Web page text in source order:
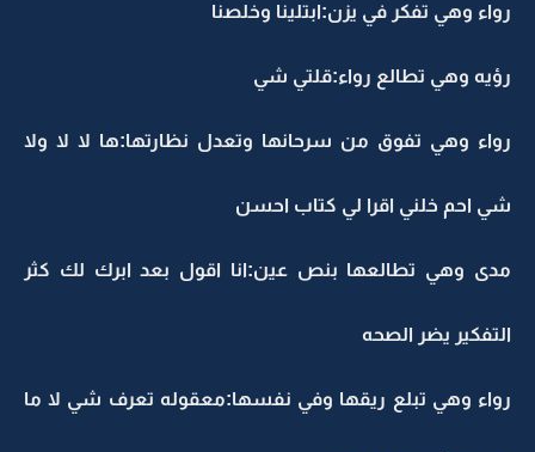
رواء وهي تفكر في يزن:ابتلينا وخلصنا
رؤيه وهي تطالع رواء:قلتي شي
رواء وهي تفوق من سرحانها وتعدل نظارتها:ها لا لا ولا
شي احم خلني اقرا لي كتاب احسن
مدى وهي تطالعها بنص عين:انا اقول بعد ابرك لك كثر
التفكير يضر الصحه
رواء وهي تبلع ريقها وفي نفسها:معقوله تعرف شي لا ما